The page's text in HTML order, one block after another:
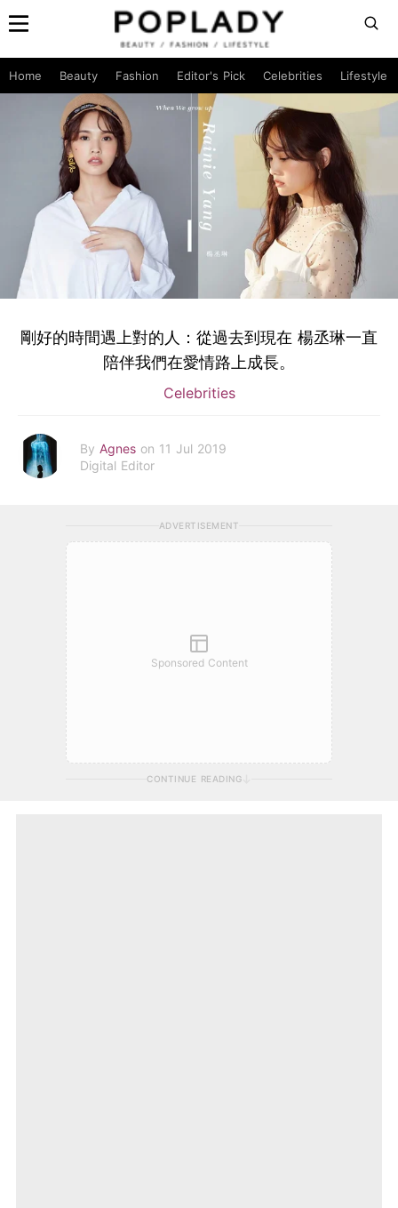
Home Beauty Fashion Editor's Pick Celebrities Lifestyle
剛好的時間遇上對的人：從過去到現在 楊丞琳一直
陪伴我們在愛情路上成長。
Celebrities
By Agnes on 11 Jul 2019
Digital Editor
ADVERTISEMENT
Sponsored Content
CONTINUE READING